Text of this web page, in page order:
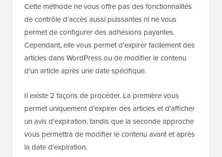
Cette méthode ne vous offre pas des fonctionnalités
de contrôle d'accès aussi puissantes ni ne vous
permet de configurer des adhésions payantes.
Cependant, elle vous permet d'expirer facilement des
articles dans WordPress ou de modifier le contenu
d'un article après une date spécifique.
Il existe 2 façons de procéder. La première vous
permet uniquement d'expirer des articles et d'afficher
un avis d'expiration, tandis que la seconde approche
vous permettra de modifier le contenu avant et après
la date d'expiration.